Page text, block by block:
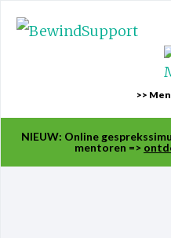
>>
NIEUW: Online
mentoren =>